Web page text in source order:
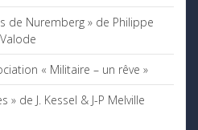
de Nuremberg » de Philippe
Valode
« Militaire – un rêve »
» de J. Kessel & J-P Melville